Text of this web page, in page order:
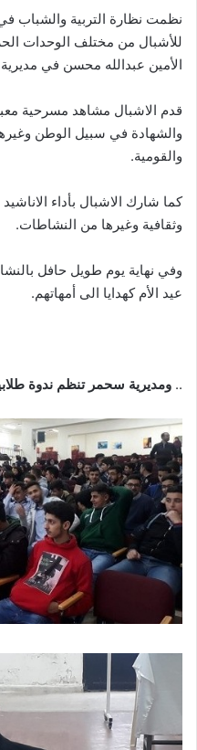
نظمت نظارة التربية والشباب في
للأشبال من مختلف الوحدات
الأمين عبدالله محسن في
قدم الاشبال مشاهد مسرحية
والشهادة في سبيل الوطن
والقومية.
كما شارك الاشبال بأداء
وثقافية وغيرها من النشاطات.
وفي نهاية يوم طويل حافل
عيد الأم كهدايا الى أمهاتهم.
.. ومديرية سحمر تنظم ندوة